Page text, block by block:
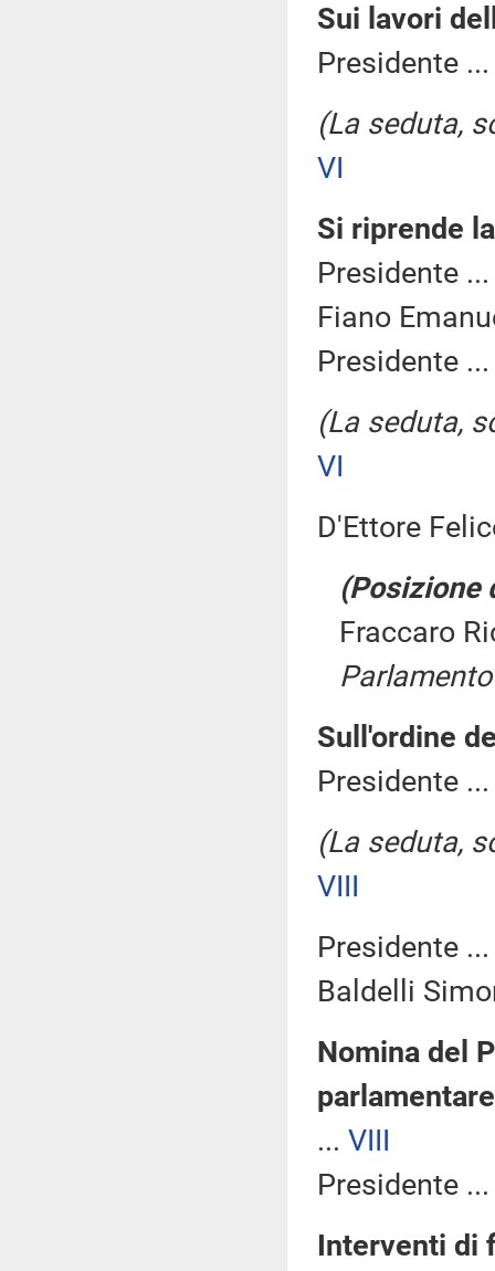
Sui lavori
Presidente
(La seduta,
VI
Si riprende
Presidente
Fiano
Presidente
(La seduta,
VI
D'Ettore
(Posizione
Fraccaro
Sull'ordine
Presidente
(La seduta,
VIII
Presidente
Baldelli
Nomina del
... VIII
Presidente
Interventi di